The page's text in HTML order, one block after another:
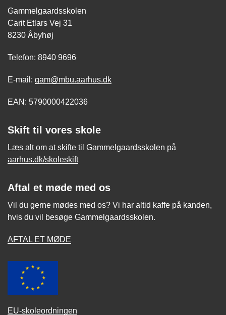
Gammelgaardsskolen
Carit Etlars Vej 31
8230 Åbyhøj
Telefon: 8940 9696
E-mail: gam@mbu.aarhus.dk
EAN: 5790000422036
Skift til vores skole
Læs alt om at skifte til Gammelgaardsskolen på
aarhus.dk/skoleskift
Aftal et møde med os
Vil du gerne mødes med os? Vi har altid kaffe på kanden,
hvis du vil besøge Gammelgaardsskolen.
AFTAL ET MØDE
EU-skoleordningen